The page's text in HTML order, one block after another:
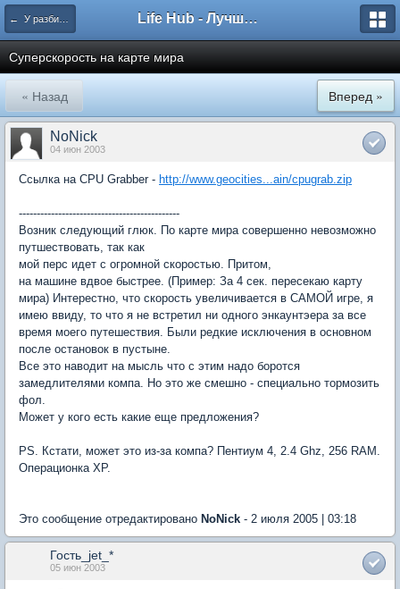
← У разбитого Хайвеймена Life Hub - Лучшие компьютерные игры мира
Суперскорость на карте мира
« Назад Вперед »
NoNick
04 июн 2003
Ссылка на CPU Grabber - http://www.geocities...ain/cpugrab.zip
---------------------------------------------
Возник следующий глюк. По карте мира совершенно невозможно
путшествовать, так как
мой перс идет с огромной скоростью. Притом,
на машине вдвое быстрее. (Пример: За 4 сек. пересекаю карту
мира) Интерестно, что скорость увеличивается в САМОЙ игре, я
имею ввиду, то что я не встретил ни одного энкаунтэера за все
время моего путешествия. Были редкие исключения в основном
после остановок в пустыне.
Все это наводит на мысль что с этим надо боротся
замедлителями компа. Но это же смешно - специально тормозить
фол.
Может у кого есть какие еще предложения?
PS. Кстати, может это из-за компа? Пентиум 4, 2.4 Ghz, 256 RAM.
Операционка ХР.
Это сообщение отредактировано NoNick - 2 июля 2005 | 03:18
Гость_jet_*
05 июн 2003